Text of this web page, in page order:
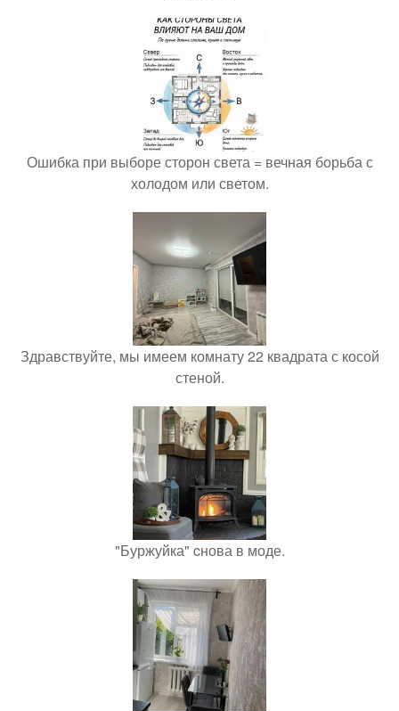
Ошибка при выборе сторон света = вечная борьба с
холодом или светом.
Здравствуйте, мы имеем комнату 22 квадрата с косой
стеной.
"Буржуйка" cнова в моде.